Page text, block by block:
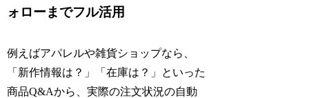
ォローまでフル活用
例えばアパレルや雑貨ショップなら、
「新作情報は？」「在庫は？」といった
商品Q&Aから、実際の注文状況の自動